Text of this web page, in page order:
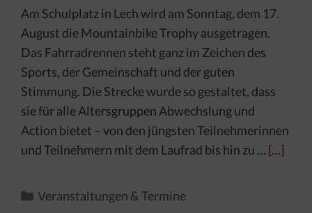
Am Schulplatz in Lech wird am Sonntag, dem 17.
August die Mountainbike Trophy ausgetragen.
Das Fahrradrennen steht ganz im Zeichen des
Sports, der Gemeinschaft und der guten
Stimmung. Die Strecke wurde so gestaltet, dass
sie für alle Altersgruppen Abwechslung und
Action bietet – von den jüngsten Teilnehmerinnen
und Teilnehmern mit dem Laufrad bis hin zu … […]
Kategorien
Veranstaltungen & Termine